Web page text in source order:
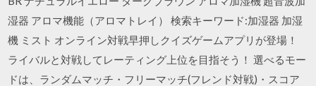
湿器 アロマ機能（アロマトレイ） 検索キーワード:加湿器 加湿
機 ミスト オンライン対戦早押しクイズゲームアプリが登場！
ライバルと対戦してレーティング上位を目指そう！ 選べるモー
ドは、ランダムマッチ・フリーマッチ(フレンド対戦)・スコア